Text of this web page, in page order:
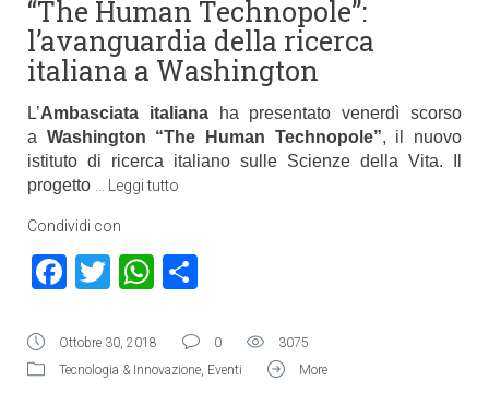
“The Human Technopole”:
l’avanguardia della ricerca
italiana a Washington
L’Ambasciata italiana
ha presentato venerdì scorso
a Washington “The Human Technopole”, il nuovo
istituto di ricerca italiano sulle Scienze della Vita.
progetto
Leggi tutto
Condividi con
Facebook
TwitterWhatsApp
Ottobre 30, 2018 0
3075
Tecnologia & Innovazione, Eventi More